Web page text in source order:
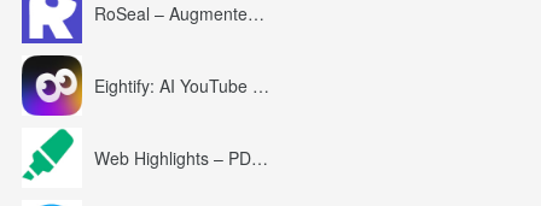
RoSeal – Augmented Roblox Experience
Eightify: AI YouTube Summary with ChatGPT
Web Highlights – PDF & Web Highlighter